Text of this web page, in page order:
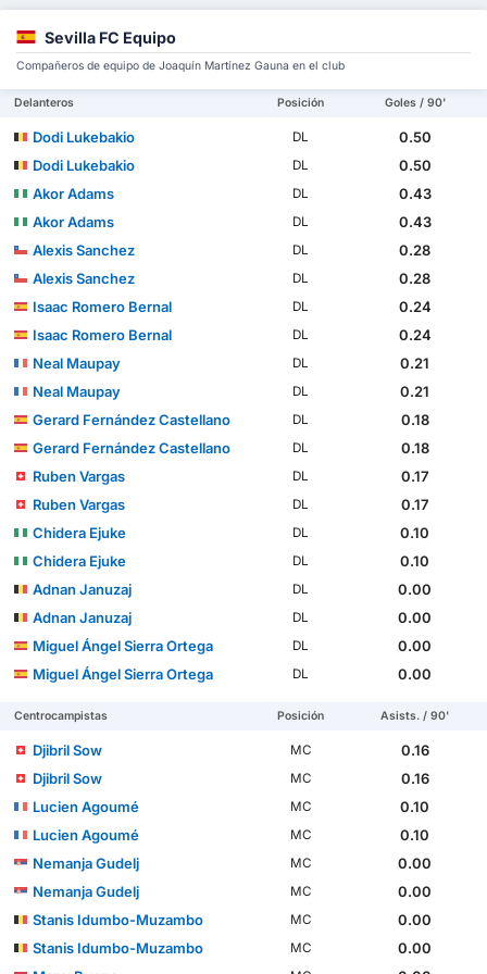
Sevilla FC Equipo
Compañeros de equipo de Joaquín Martínez Gauna en el club
Delanteros Posición Goles / 90'
Dodi Lukebakio DL
0.50
Dodi Lukebakio
DL
0.50
Akor Adams
DL
0.43
Akor Adams
DL
0.43
Alexis Sanchez
DL
0.28
Alexis Sanchez
DL
0.28
Isaac Romero Bernal
DL
0.24
Isaac Romero Bernal
DL
0.24
Neal Maupay
DL
0.21
Neal Maupay
DL
0.21
Gerard Fernández Castellano
DL
0.18
Gerard Fernández Castellano
DL
0.18
Ruben Vargas
DL
0.17
Ruben Vargas
DL
0.17
Chidera Ejuke
DL
0.10
Chidera Ejuke
DL
0.10
Adnan Januzaj
DL
0.00
Adnan Januzaj
DL
0.00
Miguel Ángel Sierra Ortega
DL
0.00
Miguel Ángel Sierra Ortega
DL 0.00
Centrocampistas Posición Asists. / 90'
Djibril Sow MC
0.16
Djibril Sow
MC
0.16
Lucien Agoumé
MC
0.10
Lucien Agoumé
MC
0.10
Nemanja Gudelj
MC
0.00
Nemanja Gudelj
MC
0.00
Stanis Idumbo-Muzambo
MC
0.00
Stanis Idumbo-Muzambo
MC
0.00